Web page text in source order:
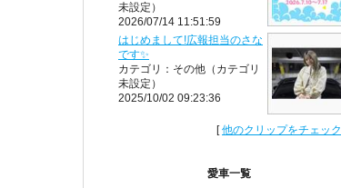
未設定）
2026/07/14 11:51:59
はじめまして!広報担当のさな
です✨
カテゴリ：その他（カテゴリ
未設定）
2025/10/02 09:23:36
[他のクリップをチェック
愛車一覧